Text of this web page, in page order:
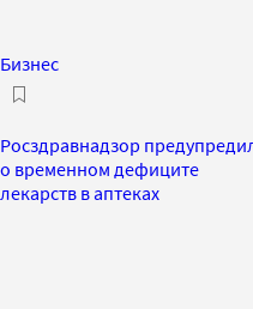
Бизнес
Росздравнадзор
о временном дефиците
лекарств в аптеках